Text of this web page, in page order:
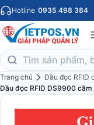
Hotline 0935 498 384
Trang chủ
Đầu đọc RFID
Đầu đọc RFID DS9900